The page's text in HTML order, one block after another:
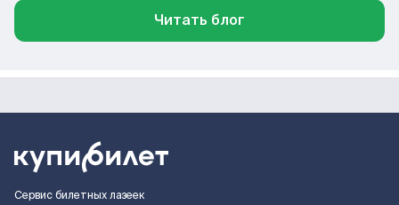
Читать блог
Сервис билетных лазеек